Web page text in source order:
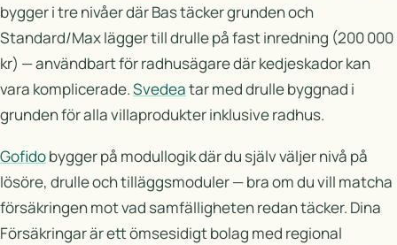
bygger i tre nivåer där Bas täcker grunden och
Standard/Max lägger till drulle på fast inredning (200 000
kr) — användbart för radhusägare där kedjeskador kan
vara komplicerade.Svedeatar med drulle byggnad i
grunden för alla villaprodukter inklusive radhus.
Gofidobygger på modullogik där du själv väljer nivå på
lösöre, drulle och tilläggsmoduler — bra om du vill matcha
försäkringen mot vad samfälligheten redan täcker. Dina
Försäkringar är ett ömsesidigt bolag med regional